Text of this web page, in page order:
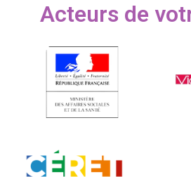
Acteurs de